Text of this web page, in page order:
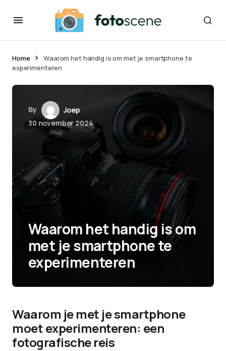
Home
Waarom het handig is om met je smartphone te
experimenteren
By
Joep
30 november 2024
Waarom het handig is om
met je smartphone te
experimenteren
Waarom je met je smartphone
moet experimenteren: een
fotografische reis